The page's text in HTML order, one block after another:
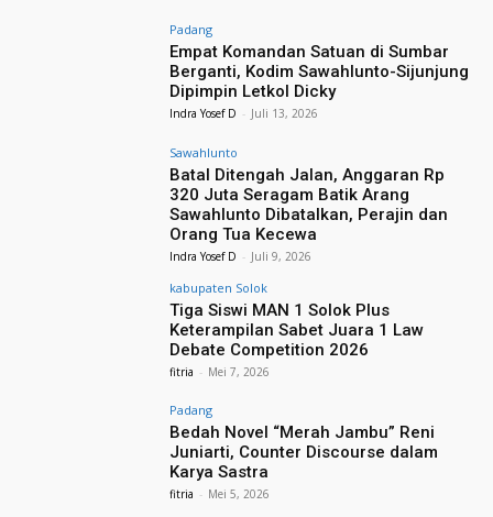
Padang
Empat Komandan Satuan di Sumbar
Berganti, Kodim Sawahlunto-Sijunjung
Dipimpin Letkol Dicky
Indra Yosef D - Juli 13, 2026
Sawahlunto
Batal Ditengah Jalan, Anggaran Rp
320 Juta Seragam Batik Arang
Sawahlunto Dibatalkan, Perajin dan
Orang Tua Kecewa
Indra Yosef D - Juli 9, 2026
kabupaten Solok
Tiga Siswi MAN 1 Solok Plus
Keterampilan Sabet Juara 1 Law
Debate Competition 2026
fitria - Mei 7, 2026
Padang
Bedah Novel “Merah Jambu” Reni
Juniarti, Counter Discourse dalam
Karya Sastra
fitria - Mei 5, 2026